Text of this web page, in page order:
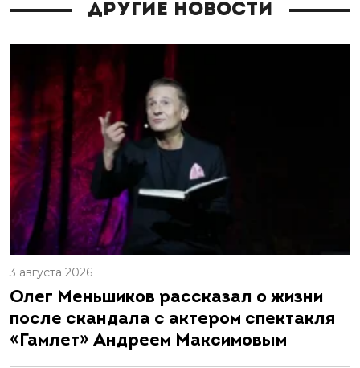
Другие новости
3 августа 2026
Олег Меньшиков рассказал о жизни
после скандала с актером спектакля
«Гамлет» Андреем Максимовым